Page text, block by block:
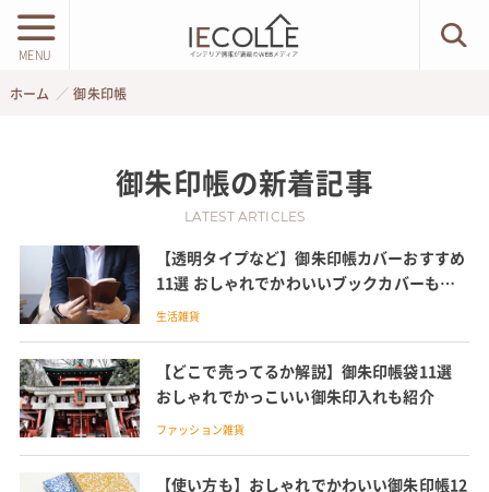
MENU
ホーム 御朱印帳
御朱印帳の新着記事
LATEST ARTICLES
【透明タイプなど】御朱印帳カバーおすすめ
11選 おしゃれでかわいいブックカバーも紹
介
生活雑貨
【どこで売ってるか解説】御朱印帳袋11選
おしゃれでかっこいい御朱印入れも紹介
ファッション雑貨
【使い方も】おしゃれでかわいい御朱印帳12